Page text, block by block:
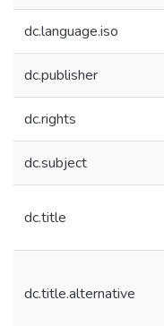
dc.language.iso
dc.publisher
dc.rights
dc.subject
dc.title
dc.title.alternative